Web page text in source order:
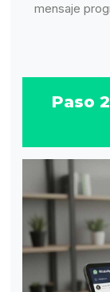
mensaje
Paso